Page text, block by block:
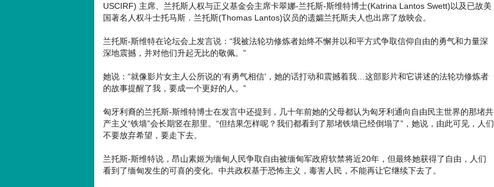
USCIRF) 主席、兰托斯人权与正义基金会主席卡翠娜-兰托斯-斯维特博士(Katrina Lantos Swett)以及已故美
国著名人权斗士托马斯．兰托斯(Thomas Lantos)议员的遗孀兰托斯夫人也出席了放映会。
兰托斯-斯维特在论坛会上发言说：“我被法轮功修炼者始终不懈并以和平方式争取信仰自由的勇气和力量深
深地震撼，并对他们升起无比的敬佩。”
她说：“就像影片女主人公所说的‘有勇气相信’，她的话打动和震撼着我…这部影片和它讲述的法轮功修炼者
的故事提醒了我，要成一个更好的人。”
匈牙利裔的兰托斯-斯维特博士在发言中还提到，几十年前她的父母都认为匈牙利通向自由民主世界的那堵共
产主义“铁墙”会长期竖在那里。“但结果怎样呢？我们都看到了那堵铁墙已经倒塌了”，她说，由此可见，人们
不要放弃希望，要走下去。
兰托斯-斯维特说，昂山素姬为缅甸人民争取自由被缅甸军政府软禁将近20年，但最终她获得了自由，人们
看到了缅甸发生的可喜的变化。中共政权基于恐怖主义，毒害人民，不能再让它继续下去了。